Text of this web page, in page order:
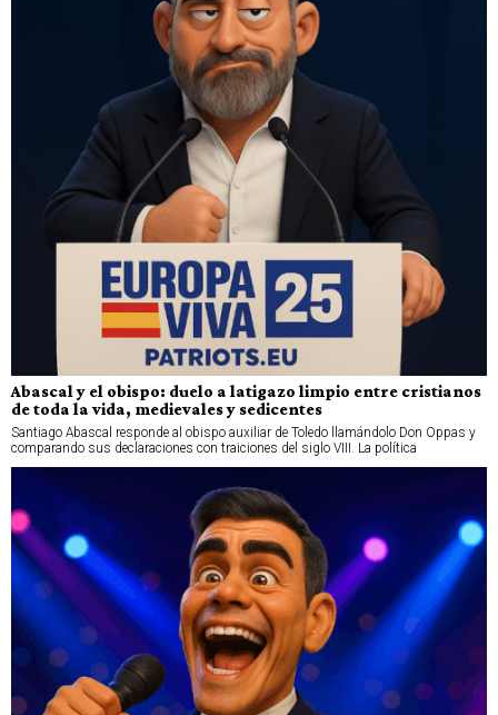
Abascal y el obispo: duelo a latigazo limpio entre cristianos
de toda la vida, medievales y sedicentes
Santiago Abascal responde al obispo auxiliar de Toledo llamándolo Don Oppas y
comparando sus declaraciones con traiciones del siglo VIII. La política